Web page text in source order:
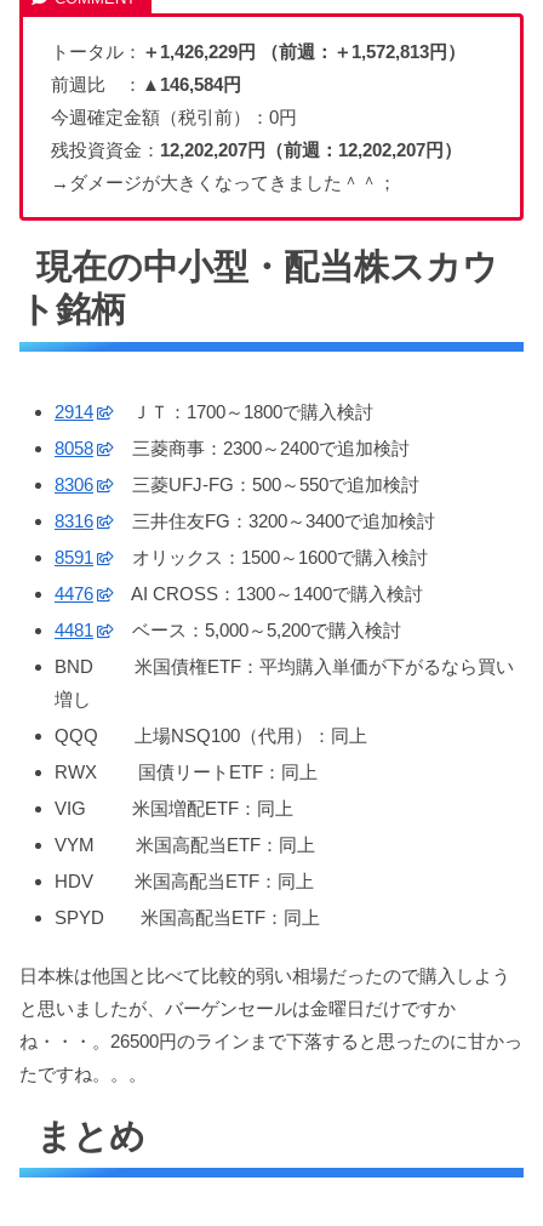
トータル： ＋1,426,229円 （前週：＋1,572,813円）
前週比 ： ▲146,584円
今週確定金額（税引前）：0円
残投資資金： 12,202,207円（前週：12,202,207円）
→ダメージが大きくなってきました＾＾；
現在の中小型・配当株スカウ
ト銘柄
2914
ＪＴ：1700～1800で購入検討
8058
三菱商事：2300～2400で追加検討
8306
三菱UFJ-FG：500～550で追加検討
8316
三井住友FG：3200～3400で追加検討
8591
オリックス：1500～1600で購入検討
4476
AI CROSS：1300～1400で購入検討
4481
ベース：5,000～5,200で購入検討
BND 米国債権ETF：平均購入単価が下がるなら買い
増し
QQQ 上場NSQ100（代用）：同上
RWX 国債リートETF：同上
VIG 米国増配ETF：同上
VYM 米国高配当ETF：同上
HDV 米国高配当ETF：同上
SPYD 米国高配当ETF：同上
日本株は他国と比べて比較的弱い相場だったので購入しよう
と思いましたが、バーゲンセールは金曜日だけですか
ね・・・。26500円のラインまで下落すると思ったのに甘かっ
たですね。。。
まとめ